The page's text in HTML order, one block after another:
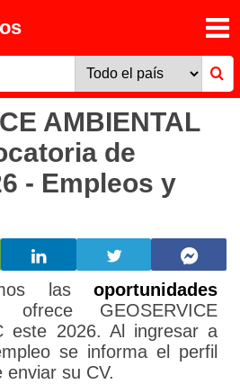
AMBIENTAL
de
- Empleos y
las oportunidades
GEOSERVICE
este 2026. Al ingresar a
se informa el perfil
enviar su CV.